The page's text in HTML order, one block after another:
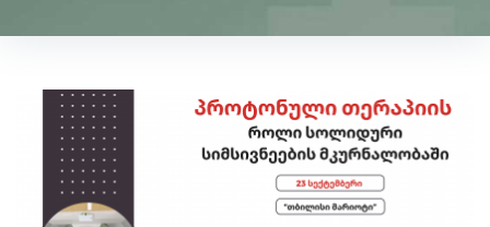
ქართული
სიახლეები